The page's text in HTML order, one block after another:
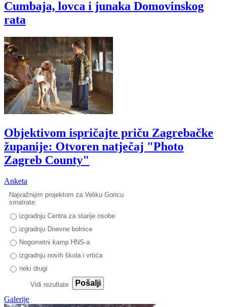
Cumbaja, lovca i junaka Domovinskog
rata
Objektivom ispričajte priču Zagrebačke
županije: Otvoren natječaj "Photo
Zagreb County"
Anketa
Najvažnijim projektom za Veliku Goricu
smatrate:
izgradnju Centra za starije osobe
izgradnju Dnevne bolnice
Nogometni kamp HNS-a
izgradnju novih škola i vrtića
neki drugi
Vidi rezultate
Pošalji
Galerije